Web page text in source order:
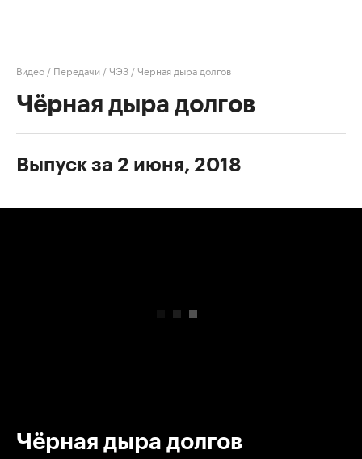
Видео / Передачи /ЧЭЗ /Чёрная дыра долгов
Чёрная дыра долгов
Выпуск за 2 июня, 2018
Чёрная дыра долгов